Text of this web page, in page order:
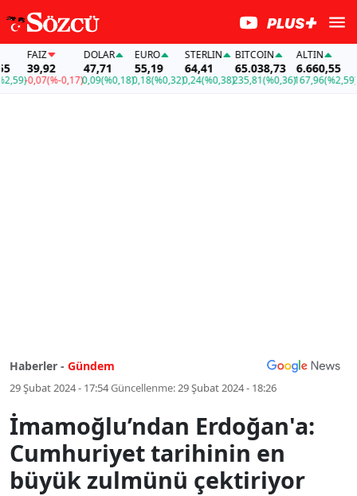
0,17)
DOLAR
47,71
0,09(%0,18)
EURO
55,19
0,18(%0,32)
STERLIN
64,41
0,24(%0,38)
BITCOIN
65.038,73
235,81(%0,36)
ALTIN
6.660,55
167,96(%2,59)
FAİZ
39,92
-0,07(%-
Haberler - Gündem
29 Şubat 2024 - 17:54Güncellenme:29 Şubat 2024 - 18:26
İmamoğlu’ndan Erdoğan'a:
Cumhuriyet tarihinin en
büyük zulmünü çektiriyor